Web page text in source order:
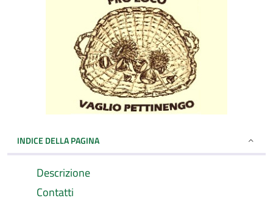
INDICE DELLA PAGINA
Descrizione
Contatti